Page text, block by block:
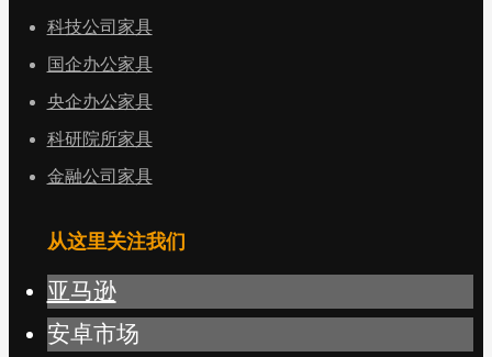
科技公司家具
国企办公家具
央企办公家具
科研院所家具
金融公司家具
从这里关注我们
亚马逊
安卓市场